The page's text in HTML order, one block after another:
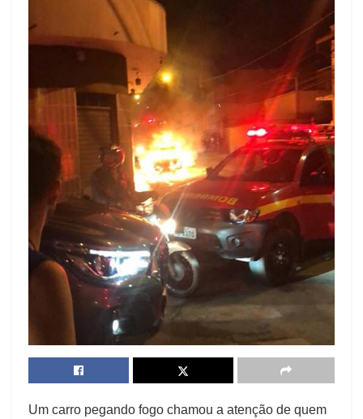
Um carro pegando fogo chamou a atenção de quem